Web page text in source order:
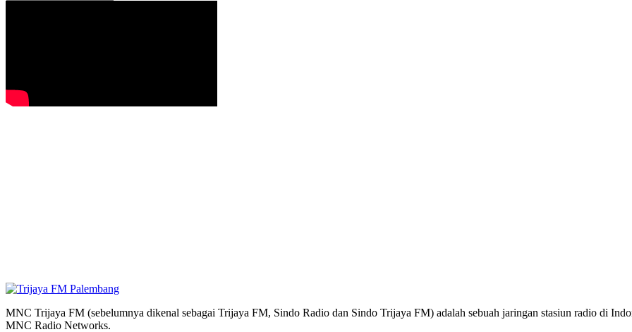
MNC Trijaya FM (sebelumnya dikenal sebagai Trijaya FM, Sindo Radio dan Sindo Trijaya FM) adalah sebuah jaringan stasiun radio di
MNC Radio Networks.